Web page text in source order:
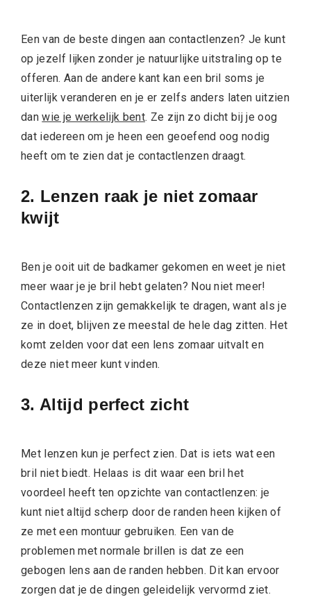
Een van de beste dingen aan contactlenzen? Je kunt
op jezelf lijken zonder je natuurlijke uitstraling op te
offeren. Aan de andere kant kan een bril soms je
uiterlijk veranderen en je er zelfs anders laten uitzien
danwie je werkelijk bent. Ze zijn zo dicht bij je oog
dat iedereen om je heen een geoefend oog nodig
heeft om te zien dat je contactlenzen draagt.
2. Lenzen raak je niet zomaar
kwijt
Ben je ooit uit de badkamer gekomen en weet je niet
meer waar je je bril hebt gelaten? Nou niet meer!
Contactlenzen zijn gemakkelijk te dragen, want als je
ze in doet, blijven ze meestal de hele dag zitten. Het
komt zelden voor dat een lens zomaar uitvalt en
deze niet meer kunt vinden.
3. Altijd perfect zicht
Met lenzen kun je perfect zien. Dat is iets wat een
bril niet biedt. Helaas is dit waar een bril het
voordeel heeft ten opzichte van contactlenzen: je
kunt niet altijd scherp door de randen heen kijken of
ze met een montuur gebruiken. Een van de
problemen met normale brillen is dat ze een
gebogen lens aan de randen hebben. Dit kan ervoor
zorgen dat je de dingen geleidelijk vervormd ziet.